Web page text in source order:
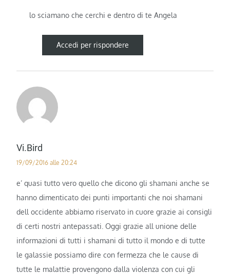
lo sciamano che cerchi e dentro di te Angela
Accedi per rispondere
Vi.bird
19/09/2016 alle 20:24
e’ quasi tutto vero quello che dicono gli shamani anche se
hanno dimenticato dei punti importanti che noi shamani
dell occidente abbiamo riservato in cuore grazie ai consigli
di certi nostri antepassati. Oggi grazie all unione delle
informazioni di tutti i shamani di tutto il mondo e di tutte
le galassie possiamo dire con fermezza che le cause di
tutte le malattie provengono dalla violenza con cui gli